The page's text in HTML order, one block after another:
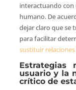
interactuando con
humano. De
dejar claro que se
para facilitar
sustituir
Estrategias
usuario y la
crítico de